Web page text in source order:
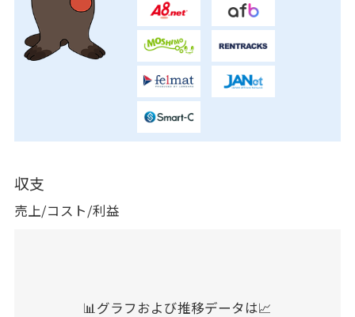
収支
売上/コスト/利益
📊グラフおよび推移データは📈